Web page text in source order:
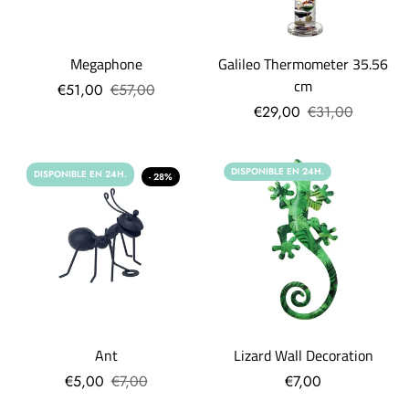
Megaphone
€51,00 €57,00
Galileo Thermometer 35.56
cm
€29,00 €31,00
DISPONIBLE EN 24H. - 28%
Ant
€5,00 €7,00
DISPONIBLE EN 24H.
Lizard Wall Decoration
€7,00